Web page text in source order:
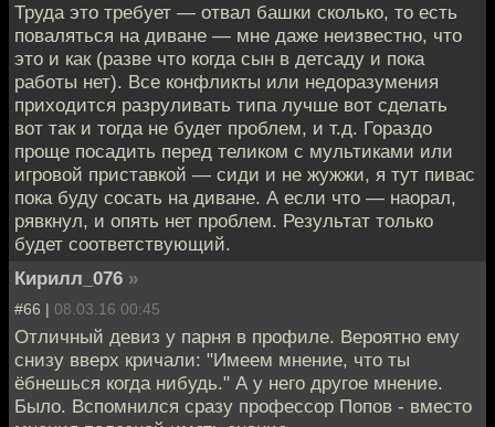
Труда это требует — отвал башки сколько, то есть
поваляться на диване — мне даже неизвестно, что
это и как (разве что когда сын в детсаду и пока
работы нет). Все конфликты или недоразумения
приходится разруливать типа лучше вот сделать
вот так и тогда не будет проблем, и т.д. Гораздо
проще посадить перед теликом с мультиками или
игровой приставкой — сиди и не жужжи, я тут пивас
пока буду сосать на диване. А если что — наорал,
рявкнул, и опять нет проблем. Результат только
будет соответствующий.
Кирилл_076 »
#66 | 08.03.16 00:45
Отличный девиз у парня в профиле. Вероятно ему
снизу вверх кричали: "Имеем мнение, что ты
ёбнешься когда нибудь." А у него другое мнение.
Было. Вспомнился сразу профессор Попов - вместо